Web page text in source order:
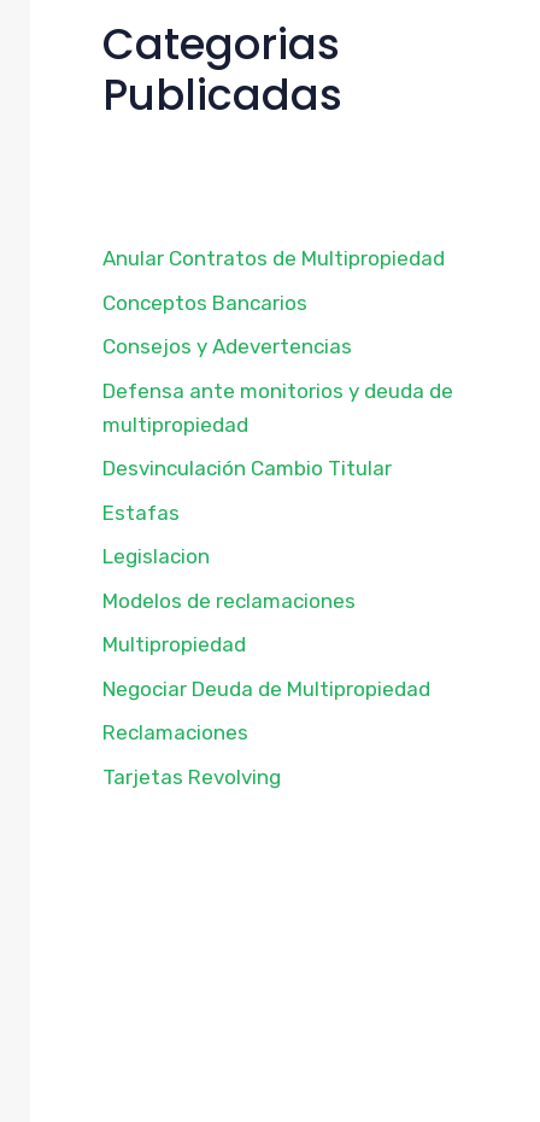
Categorias
Publicadas
Anular Contratos de Multipropiedad
Conceptos Bancarios
Consejos y Adevertencias
Defensa ante monitorios y deuda de
multipropiedad
Desvinculación Cambio Titular
Estafas
Legislacion
Modelos de reclamaciones
Multipropiedad
Negociar Deuda de Multipropiedad
Reclamaciones
Tarjetas Revolving